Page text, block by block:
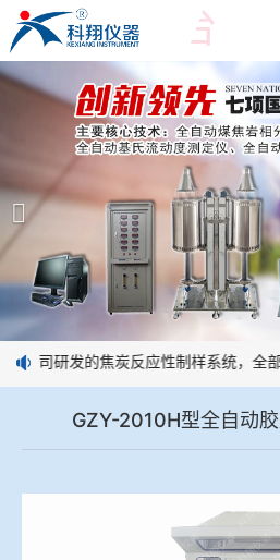
爱游戏平台
爱游戏平台
产品展示
爱游戏平台-爱游戏（中国）一站式服务
焦化行业检测及优化配煤设备
球团矿/烧结矿/块矿高温冶金性能检测
烧结/球团优化配矿研究设备
高炉配吹煤检测设备
冶金渣、保护渣等高温物性检测设备
公司简介
爱游戏平台
企业业绩
技术交流
视频观赏
公司研发的焦炭反应性制样系统，全
GZY-2010H型全自动